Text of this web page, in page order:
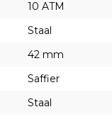
10 ATM
Staal
42 mm
Saffier
Staal